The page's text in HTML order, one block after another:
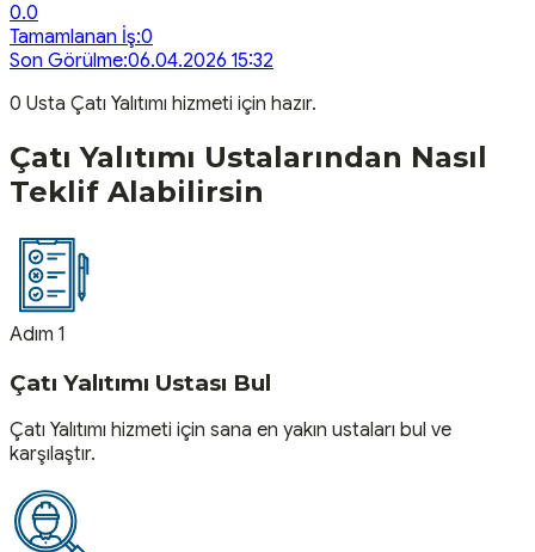
0.0
Tamamlanan İş:0
Son Görülme:06.04.2026 15:32
0 Usta Çatı Yalıtımı hizmeti için hazır.
Çatı Yalıtımı Ustalarından Nasıl
Teklif Alabilirsin
Adım 1
Çatı Yalıtımı Ustası Bul
Çatı Yalıtımı hizmeti için sana en yakın ustaları bul ve
karşılaştır.